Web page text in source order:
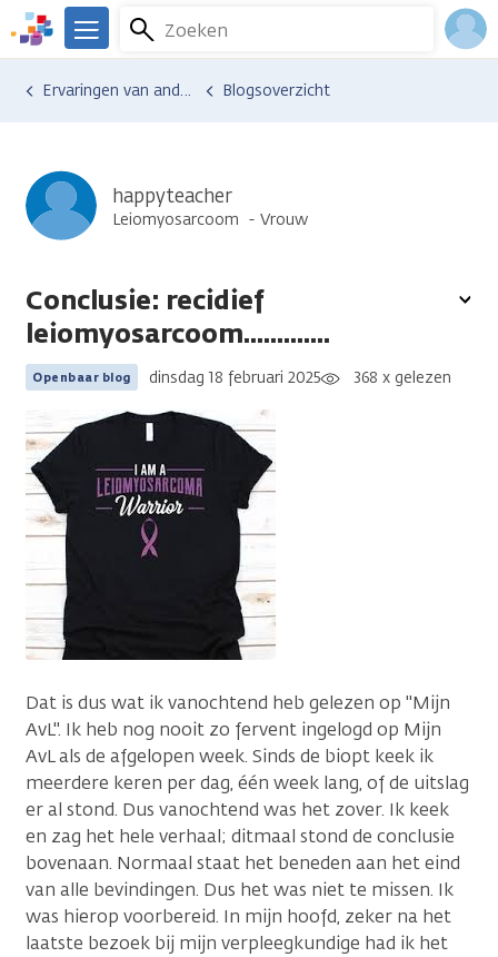
Overslaan
en
naar
We
er
Kanker.nl
Zoeken
Menu
Ervaringen van anderen Blogsoverzicht
happyteacher
Leiomyosarcoom Vrouw
Conclusie: recidief
leiomyosarcoom.............
Openbaar blog dinsdag 18 februari 2025 368 x gelezen
Dat is dus wat ik vanochtend heb gelezen op "Mijn
AvL". Ik heb nog nooit zo fervent ingelogd op Mijn
AvL als de afgelopen week. Sinds de biopt keek ik
meerdere keren per dag, één week lang, of de uitslag
er al stond. Dus vanochtend was het zover. Ik keek
en zag het hele verhaal; ditmaal stond de conclusie
bovenaan. Normaal staat het beneden aan het eind
van alle bevindingen. Dus het was niet te missen. Ik
was hierop voorbereid. In mijn hoofd, zeker na het
laatste bezoek bij mijn verpleegkundige had ik het